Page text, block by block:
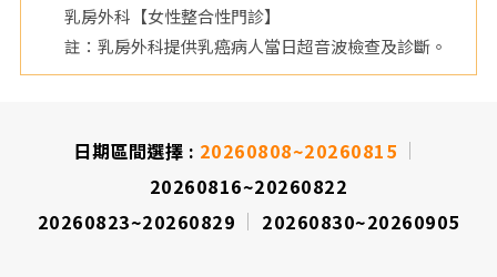
乳房外科【女性整合性門診】
註：乳房外科提供乳癌病人當日超音波檢查及診斷。
日期區間選擇 : 20260808~20260815
20260816~20260822
20260823~20260829
20260830~20260905